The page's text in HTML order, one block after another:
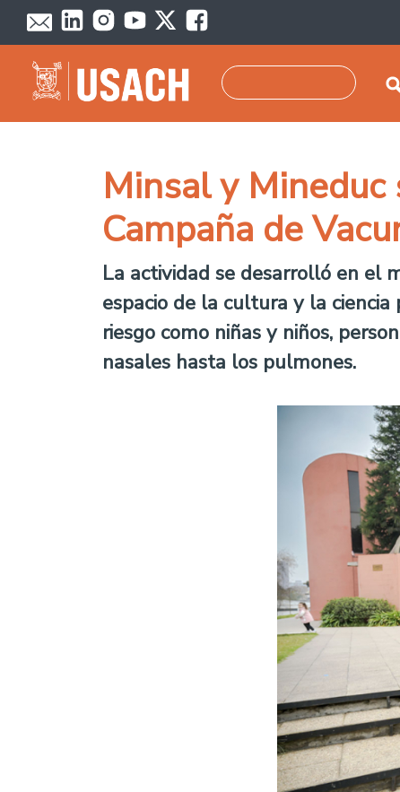
Pasar al contenido principal
Minsal y
Campaña de
La actividad se desarrolló en el
espacio de la cultura y la
riesgo como niñas y niños,
nasales hasta los pulmones.